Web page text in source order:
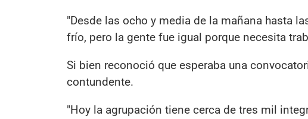
"Desde las ocho y media de la mañana hasta
frío, pero la gente fue igual porque necesita
Si bien reconoció que esperaba una
contundente.
"Hoy la agrupación tiene cerca de tres mil